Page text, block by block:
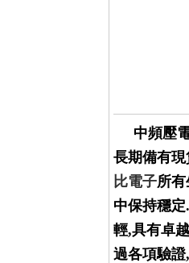
中頻壓電
長期備有
比電子所
中保持穩
輕,具有卓
過各項驗